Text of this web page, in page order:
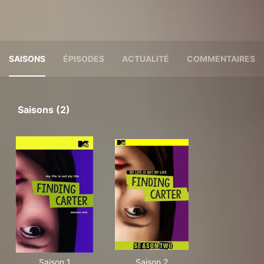
SAISONS ÉPISODES ACTUALITÉ COMMENTAIRES
Saisons (2)
Saison 1
Saison 2